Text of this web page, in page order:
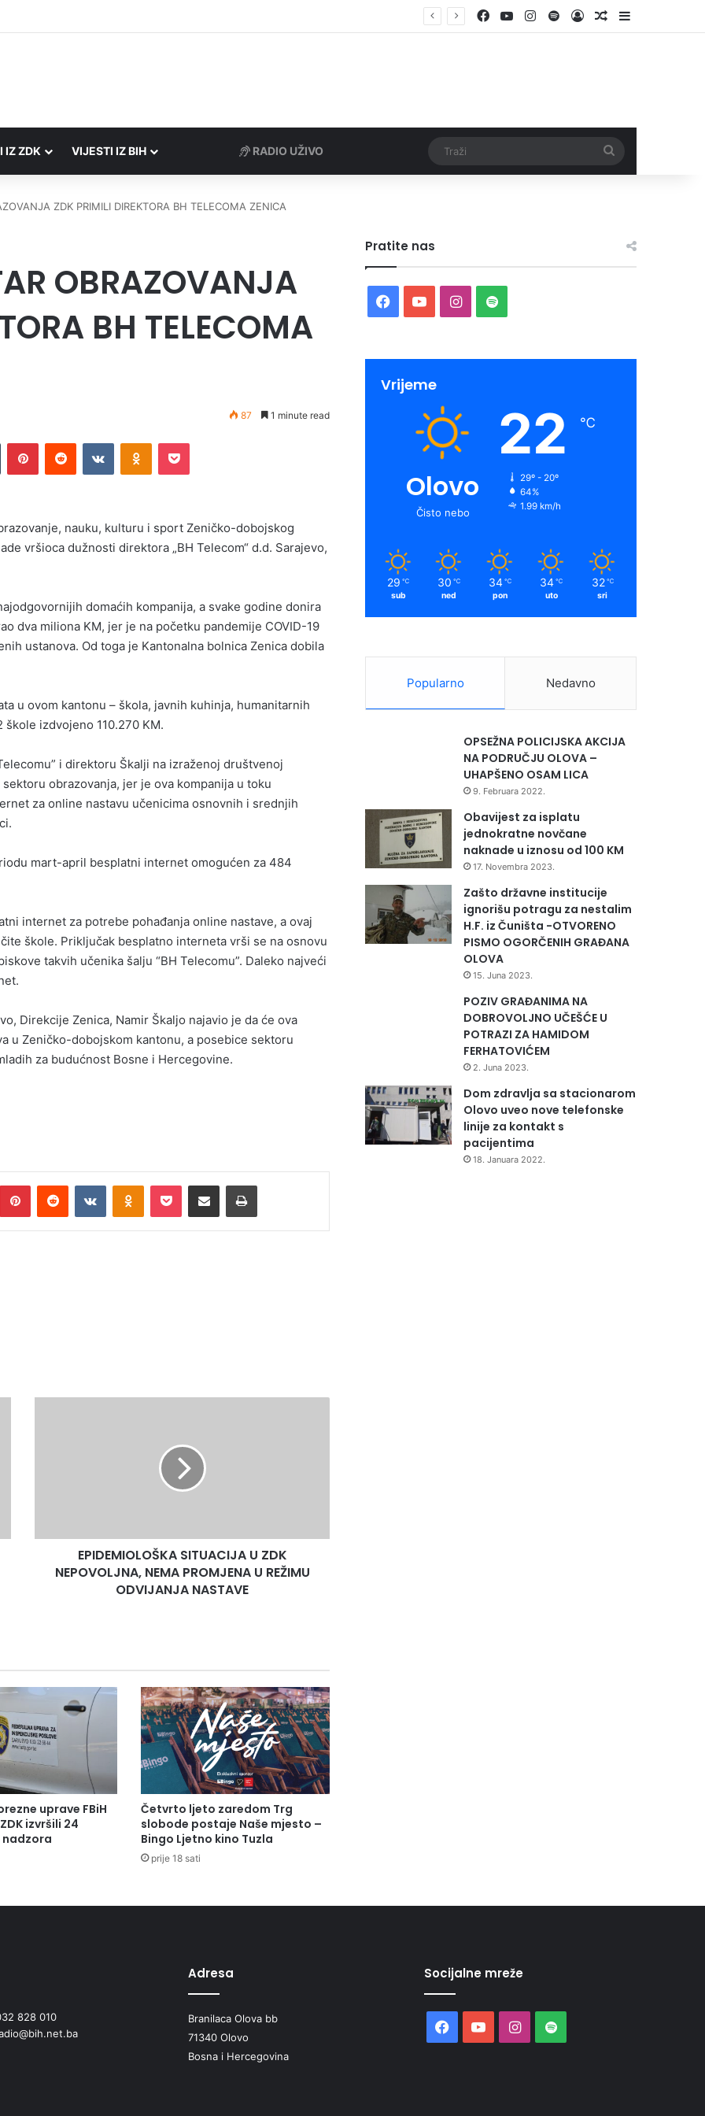
Facebook
YouTubeInstagram
SpotifyLog InRandom Article
Sidebar
IZ ZDK VIJESTI IZ BIH RADIO UŽIVO
ZDK PRIMILI DIREKTORA BH TELECOMA ZENICA
OBRAZOVANJA
BH TELECOMA
87 1 minute read
Tumblr PinterestReddit VKontakteOdnoklassniki
Pocket
nauku, kulturu i sport Zeničko-dobojskog
vršioca dužnosti direktora „BH Telecom“ d.d. Sarajevo,
domaćih kompanija, a svake godine donira
dva miliona KM, jer je na početku pandemije COVID-19
ustanova. Od toga je Kantonalna bolnica Zenica dobila
u ovom kantonu – škola, javnih kuhinja, humanitarnih
izdvojeno 110.270 KM.
i direktoru Škalji na izraženoj društvenoj
obrazovanja, jer je ova kompanija u toku
za online nastavu učenicima osnovnih i srednjih
mart-april besplatni internet omogućen za 484
internet za potrebe pohađanja online nastave, a ovaj
škole. Priključak besplatno interneta vrši se na osnovu
takvih učenika šalju “BH Telecomu”. Daleko najveći
Direkcije Zenica, Namir Škaljo najavio je da će ova
u Zeničko-dobojskom kantonu, a posebice sektoru
za budućnost Bosne i Hercegovine.
PinterestReddit VKontakteOdnoklassniki
Pocket Podijeli putem Emaila Print
REŽIMU
ODVIJANJA
NASTAVE
EPIDEMIOLOŠKA SITUACIJA U ZDK
NEPOVOLJNA, NEMA PROMJENA U REŽIMU
ODVIJANJA NASTAVE
uprave FBiH
izvršili 24
nadzora
Četvrto ljeto zaredom Trg
slobode postaje Naše mjesto –
Bingo Ljetno kino Tuzla
prije 18 sati
Pratite nas
Facebook
YouTubeInstagram
Spotify
Vrijeme
Olovo
Čisto nebo
22 ℃
29º - 20º
64%
1.99 km/h
29 ℃
sub
30 ℃
ned
34 ℃
pon
34 ℃
uto
32 ℃
sri
Popularno Nedavno
OPSEŽNA POLICIJSKA AKCIJA
NA PODRUČJU OLOVA –
UHAPŠENO OSAM LICA
9. Februara 2022.
Obavijest za isplatu
jednokratne novčane
naknade u iznosu od 100 KM
17. Novembra 2023.
Zašto državne institucije
ignorišu potragu za nestalim
H.F. iz Čuništa -OTVORENO
PISMO OGORČENIH GRAĐANA
OLOVA
15. Juna 2023.
POZIV GRAĐANIMA NA
DOBROVOLJNO UČEŠĆE U
POTRAZI ZA HAMIDOM
FERHATOVIĆEM
2. Juna 2023.
Dom zdravlja sa stacionarom
Olovo uveo nove telefonske
linije za kontakt s
pacijentima
18. Januara 2022.
828 010
Adresa
Branilaca Olova bb
71340 Olovo
Bosna i Hercegovina
Socijalne mreže
Facebook
YouTubeInstagram
Spotify